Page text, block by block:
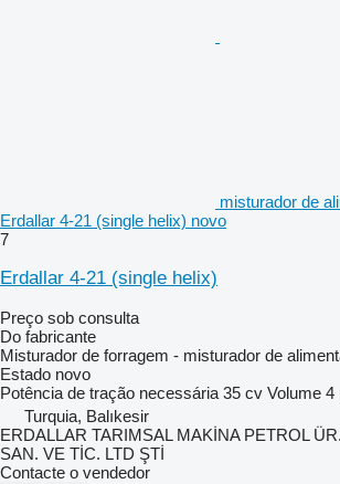
misturador de
Erdallar 4-21 (single helix) novo
7
Erdallar 4-21 (single helix)
Preço sob consulta
Do fabricante
Misturador de forragem - misturador de
Estado novo
Potência de tração necessária 35 cv Volume 4
Turquia, Balıkesir
ERDALLAR TARIMSAL MAKİNA PETROL
SAN. VE TİC. LTD ŞTİ
Contacte o vendedor